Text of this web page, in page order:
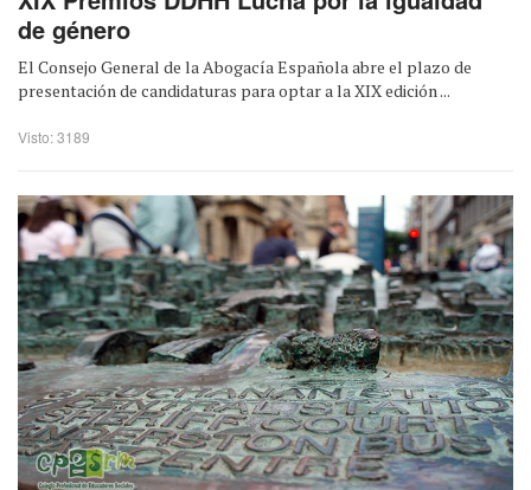
de género
El Consejo General de la Abogacía Española abre el plazo de
presentación de candidaturas para optar a la XIX edición ...
Visto: 3189